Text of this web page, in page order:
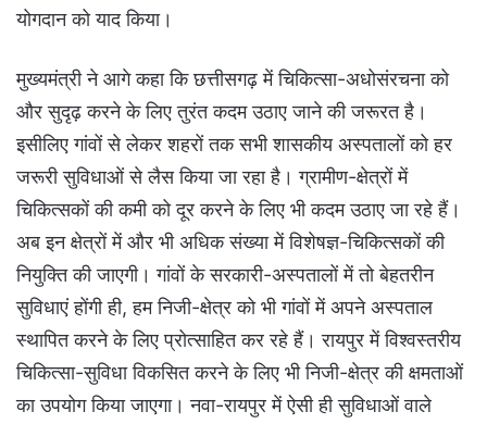
योगदान को याद किया।
मुख्यमंत्री ने आगे कहा कि छत्तीसगढ़ में चिकित्सा-अधोसंरचना को
और सुदृढ़ करने के लिए तुरंत कदम उठाए जाने की जरूरत है।
इसीलिए गांवों से लेकर शहरों तक सभी शासकीय अस्पतालों को हर
जरूरी सुविधाओं से लैस किया जा रहा है। ग्रामीण-क्षेत्रों में
चिकित्सकों की कमी को दूर करने के लिए भी कदम उठाए जा रहे हैं।
अब इन क्षेत्रों में और भी अधिक संख्या में विशेषज्ञ-चिकित्सकों की
नियुक्ति की जाएगी। गांवों के सरकारी-अस्पतालों में तो बेहतरीन
सुविधाएं होंगी ही, हम निजी-क्षेत्र को भी गांवों में अपने अस्पताल
स्थापित करने के लिए प्रोत्साहित कर रहे हैं। रायपुर में विश्वस्तरीय
चिकित्सा-सुविधा विकसित करने के लिए भी निजी-क्षेत्र की क्षमताओं
का उपयोग किया जाएगा। नवा-रायपुर में ऐसी ही सुविधाओं वाले